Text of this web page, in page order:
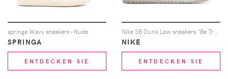
springa Wavy sneakers - Nude
SPRINGA
ENTDECKEN SIE
NIKE
ENTDECKEN SIE